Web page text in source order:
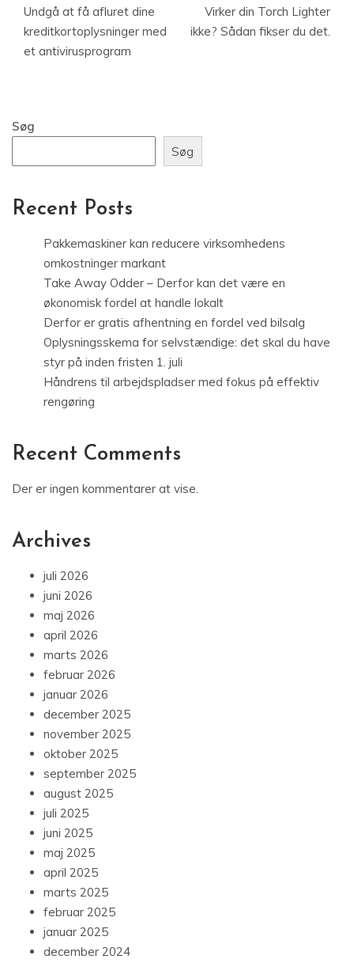
Undgå at få afluret dine
kreditkortoplysninger med
et antivirusprogram
Virker din Torch Lighter
ikke? Sådan fikser du det.
Søg
Søg
Recent Posts
Pakkemaskiner kan reducere virksomhedens
omkostninger markant
Take Away Odder – Derfor kan det være en
økonomisk fordel at handle lokalt
Derfor er gratis afhentning en fordel ved bilsalg
Oplysningsskema for selvstændige: det skal du have
styr på inden fristen 1. juli
Håndrens til arbejdspladser med fokus på effektiv
rengøring
Recent Comments
Der er ingen kommentarer at vise.
Archives
juli 2026
juni 2026
maj 2026
april 2026
marts 2026
februar 2026
januar 2026
december 2025
november 2025
oktober 2025
september 2025
august 2025
juli 2025
juni 2025
maj 2025
april 2025
marts 2025
februar 2025
januar 2025
december 2024